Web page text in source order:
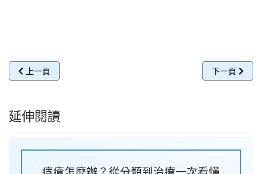
上一篇文章: 腹部手術後多久可以運動？消脹氣3動作，在家輕鬆練
上一頁 下一篇文章:
下一頁
延伸閱讀